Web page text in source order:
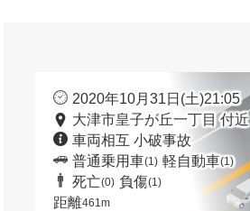
2020年10月31日(土)21:05
大津市皇子が丘一丁目 付近
車両相互 小破事故
普通乗用車(1) 軽自動車(1)
死亡(0) 負傷(1)
距離461m